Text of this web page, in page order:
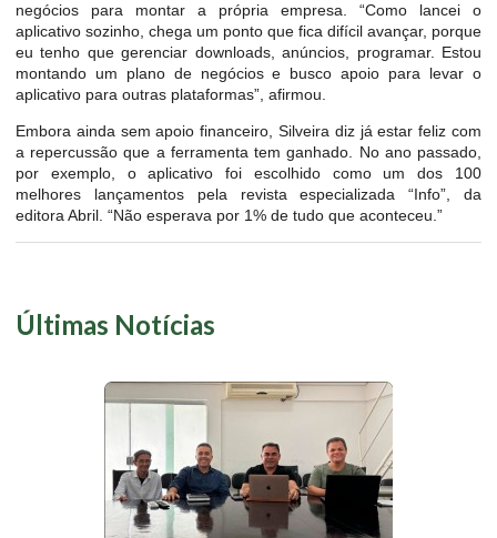
negócios para montar a própria empresa. “Como lancei o
aplicativo sozinho, chega um ponto que fica difícil avançar, porque
eu tenho que gerenciar downloads, anúncios, programar. Estou
montando um plano de negócios e busco apoio para levar o
aplicativo para outras plataformas”, afirmou.
Embora ainda sem apoio financeiro, Silveira diz já estar feliz com
a repercussão que a ferramenta tem ganhado. No ano passado,
por exemplo, o aplicativo foi escolhido como um dos 100
melhores lançamentos pela revista especializada “Info”, da
editora Abril. “Não esperava por 1% de tudo que aconteceu.”
Últimas Notícias